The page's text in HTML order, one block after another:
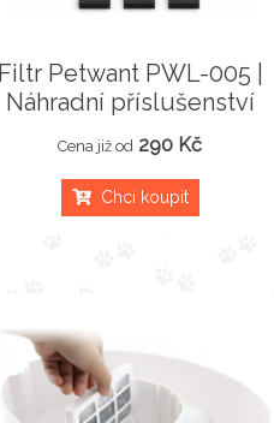
Filtr Petwant PWL-005 |
Náhradní příslušenství
Cena již od 290 Kč
Chci koupit